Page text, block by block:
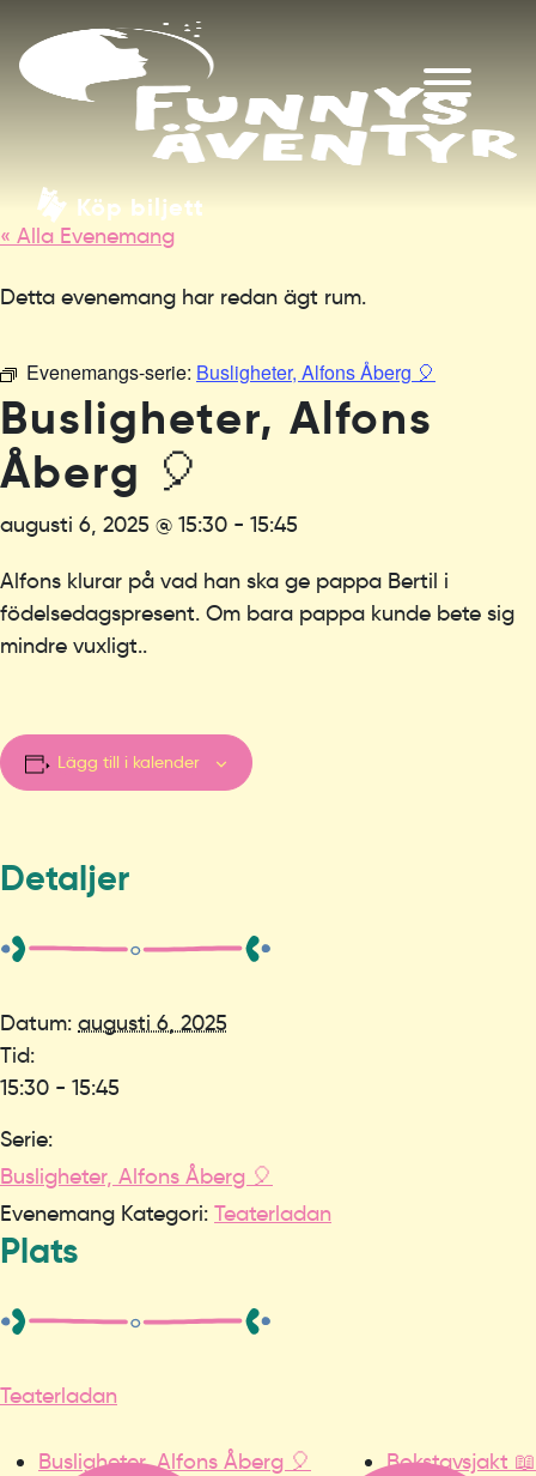
Köp biljett
« Alla Evenemang
Detta evenemang har redan ägt rum.
Evenemangs-serie: Busligheter, Alfons Åberg 🎈
Busligheter, Alfons
Åberg 🎈
augusti 6, 2025 @ 15:30 - 15:45
Alfons klurar på vad han ska ge pappa Bertil i
födelsedagspresent. Om bara pappa kunde bete sig
mindre vuxligt..
Lägg till i kalender
Detaljer
Datum: augusti 6, 2025
Tid:
15:30 - 15:45
Serie:
Busligheter, Alfons Åberg 🎈
Evenemang Kategori: Teaterladan
Plats
Teaterladan
Busligheter, Alfons Åberg 🎈 Bokstavsjakt 📖